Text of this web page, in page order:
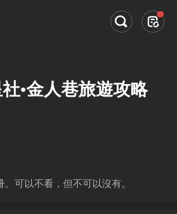
•金人巷旅遊攻略
可以不看，但不可以沒有。